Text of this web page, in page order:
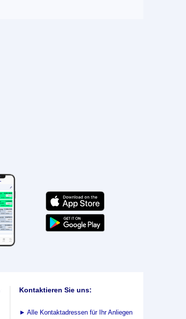
Kontaktieren Sie uns:
► Alle Kontaktadressen für Ihr Anliegen